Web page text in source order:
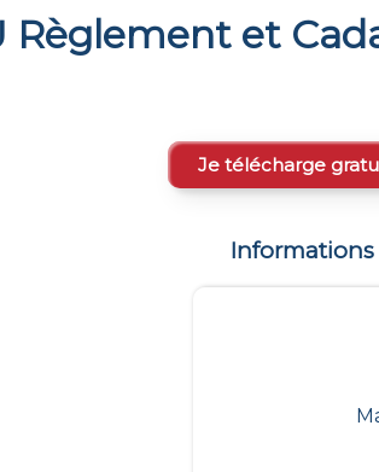
Règlement et
Je télécharge